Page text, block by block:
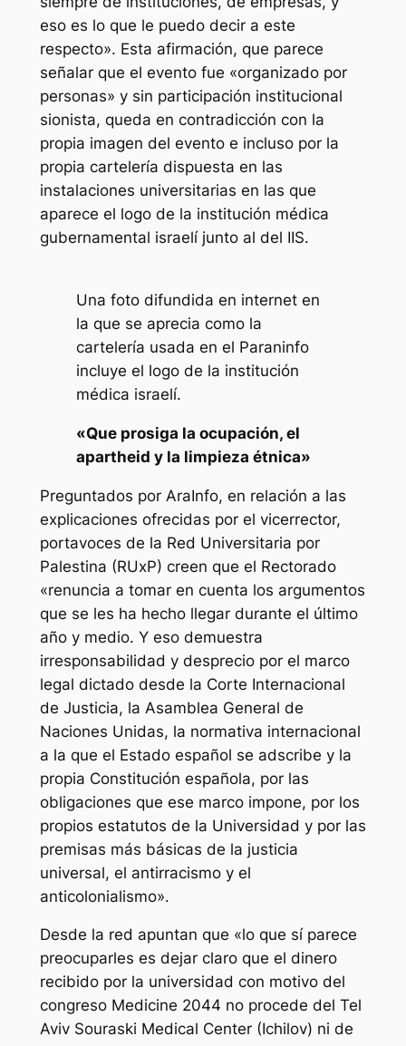
eso es lo que le puedo decir a este
respecto». Esta afirmación, que parece
señalar que el evento fue «organizado por
personas» y sin participación institucional
sionista, queda en contradicción con la
propia imagen del evento e incluso por la
propia cartelería dispuesta en las
instalaciones universitarias en las que
aparece el logo de la institución médica
gubernamental israelí junto al del IIS.
Una foto difundida en internet en
la que se aprecia como la
cartelería usada en el Paraninfo
incluye el logo de la institución
médica israelí.
«Que prosiga la ocupación, el
apartheid y la limpieza étnica»
Preguntados por AraInfo, en relación a las
explicaciones ofrecidas por el vicerrector,
portavoces de la Red Universitaria por
Palestina (RUxP) creen que el Rectorado
«renuncia a tomar en cuenta los argumentos
que se les ha hecho llegar durante el último
año y medio. Y eso demuestra
irresponsabilidad y desprecio por el marco
legal dictado desde la Corte Internacional
de Justicia, la Asamblea General de
Naciones Unidas, la normativa internacional
a la que el Estado español se adscribe y la
propia Constitución española, por las
obligaciones que ese marco impone, por los
propios estatutos de la Universidad y por las
premisas más básicas de la justicia
universal, el antirracismo y el
anticolonialismo».
Desde la red apuntan que «lo que sí parece
preocuparles es dejar claro que el dinero
recibido por la universidad con motivo del
congreso Medicine 2044 no procede del Tel
Aviv Souraski Medical Center (Ichilov) ni de